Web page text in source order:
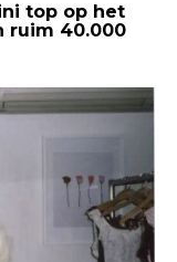
top op het
ruim 40.000